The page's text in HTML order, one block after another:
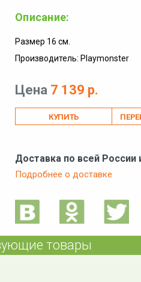
Описание:
Размер 16 см.
Производитель: Playmonster
Цена 7 139 р.
Доставка по всей России
Подробнее о доставке
товары